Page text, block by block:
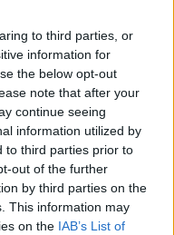
to third parties, or
information for
the below opt-out
note that after your
continue seeing
information utilized by
to third parties prior to
out of the further
by third parties on the
This information may
on the IAB’s List of
remake-et, de
újdonsága az
külső nézőpont